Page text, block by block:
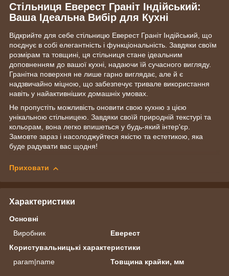
Стільниця Еверест Граніт Індійський:
Ваша Ідеальна Вибір для Кухні
Відкрийте для себе стільницю Еверест Граніт Індійський, що
поєднує в собі елегантність і функціональність. Завдяки своїм
розмірам та товщині, ця стільниця стане ідеальним
доповненням до вашої кухні, надаючи їй сучасного вигляду.
Гранітна поверхня не лише гарно виглядає, але й є
надзвичайно міцною, що забезпечує тривале використання
навіть у найактивніших домашніх умовах.
Не пропустіть можливість оновити свою кухню з цією
унікальною стільницею. Завдяки своїй природній текстурі та
кольорам, вона легко впишеться у будь-який інтер'єр.
Замовте зараз і насолоджуйтеся якістю та естетикою, яка
буде радувати вас щодня!
Приховати
Характеристики
Основні
Виробник
Еверест
Користувальницькі характеристики
param|name
Товщина крайки, мм